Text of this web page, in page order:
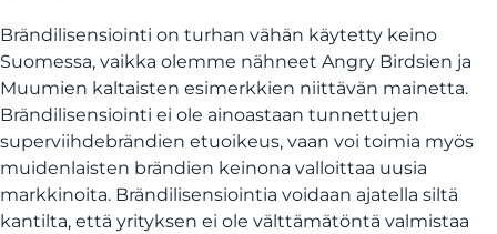
Brändilisensiointi on turhan vähän käytetty keino
Suomessa, vaikka olemme nähneet Angry Birdsien ja
Muumien kaltaisten esimerkkien niittävän mainetta.
Brändilisensiointi ei ole ainoastaan tunnettujen
superviihdebrändien etuoikeus, vaan voi toimia myös
muidenlaisten brändien keinona valloittaa uusia
markkinoita. Brändilisensiointia voidaan ajatella siltä
kantilta, että yrityksen ei ole välttämätöntä valmistaa